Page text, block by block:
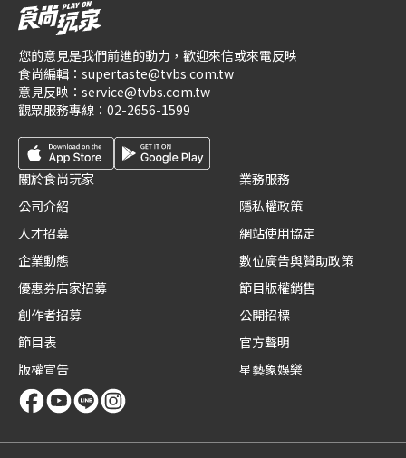
您的意見是我們前進的動力，歡迎來信或來電反映
食尚編輯： supertaste@tvbs.com.tw
意見反映： service@tvbs.com.tw
觀眾服務專線： 02-2656-1599
關於食尚玩家
公司介紹
人才招募
企業動態
優惠券店家招募
創作者招募
節目表
版權宣告
業務服務
隱私權政策
網站使用協定
數位廣告與贊助政策
節目版權銷售
公開招標
官方聲明
星藝象娛樂